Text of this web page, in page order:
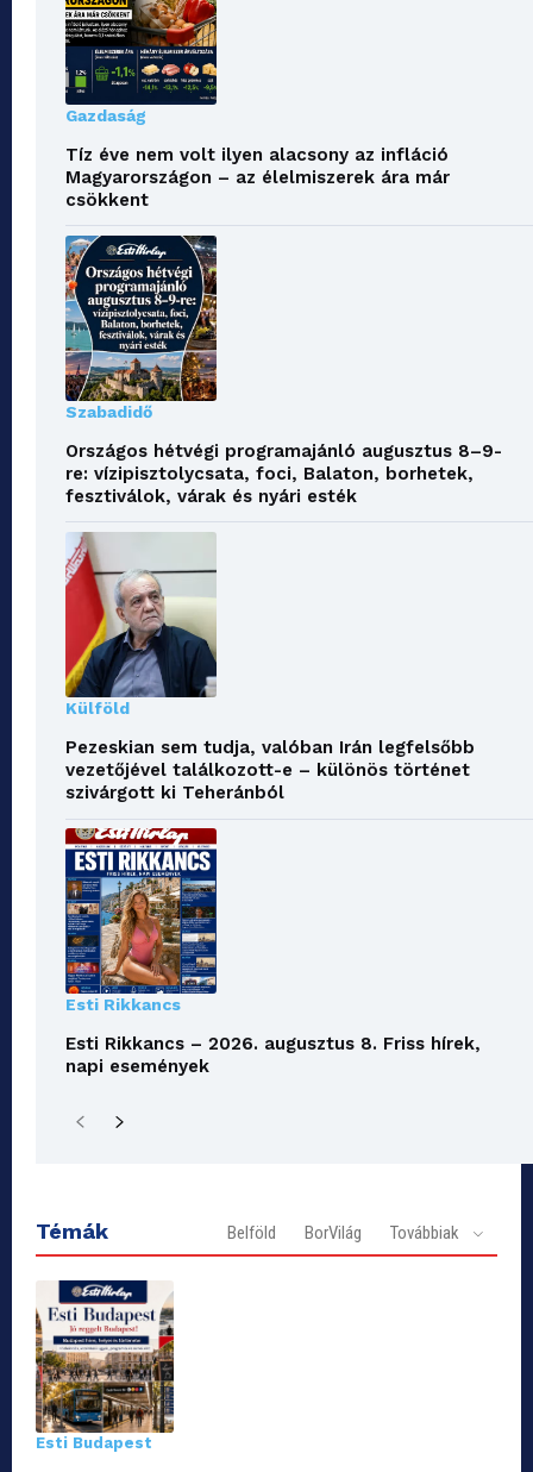
Gazdaság
Tíz éve nem volt ilyen alacsony az infláció
Magyarországon – az élelmiszerek ára már
csökkent
Szabadidő
Országos hétvégi programajánló augusztus 8–9-
re: vízipisztolycsata, foci, Balaton, borhetek,
fesztiválok, várak és nyári esték
Külföld
Pezeskian sem tudja, valóban Irán legfelsőbb
vezetőjével találkozott-e – különös történet
szivárgott ki Teheránból
Esti Rikkancs
Esti Rikkancs – 2026. augusztus 8. Friss hírek,
napi események
Témák Belföld BorVilág Továbbiak
Esti Budapest